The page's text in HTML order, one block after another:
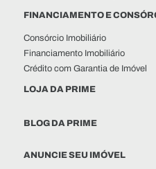
FINANCIAMENTO E
Consórcio Imobiliário
Financiamento Imobiliário
Crédito com Garantia de Imóvel
LOJA DA PRIME
BLOG DA PRIME
ANUNCIE SEU IMÓVEL